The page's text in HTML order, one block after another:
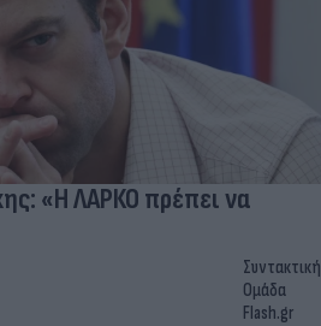
«Η ΛΑΡΚΟ πρέπει να
Συντακτική
Ομάδα
Flash.gr